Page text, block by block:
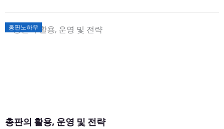
총판노하우
총판의 활용, 운영 및 전략
Posted
on